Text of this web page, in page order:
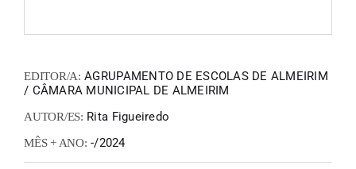
EDITOR/A: AGRUPAMENTO DE ESCOLAS DE ALMEIRIM
/ CÂMARA MUNICIPAL DE ALMEIRIM
AUTOR/ES: Rita Figueiredo
MÊS + ANO: -/2024